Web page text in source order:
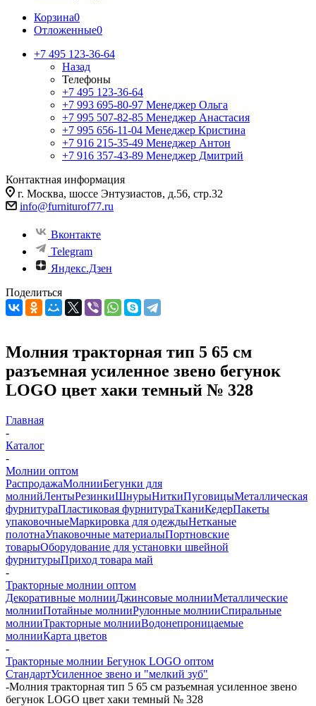
Корзина0
Отложенные0
+7 495 123-36-64
Назад
Телефоны
+7 495 123-36-64
+7 993 695-80-97 Менеджер Ольга
+7 995 507-82-85 Менеджер Анастасия
+7 995 656-11-04 Менеджер Кристина
+7 916 215-35-49 Менеджер Антон
+7 916 357-43-89 Менеджер Дмитрий
Контактная информация
г. Москва, шоссе Энтузиастов, д.56, стр.32
info@furniturof77.ru
Вконтакте
Telegram
Яндекс.Дзен
Поделиться
Молния тракторная тип 5 65 см
разъемная усиленное звено бегунок
LOGO цвет хаки темный № 328
Главная
-
Каталог
-
Молнии оптом
РаспродажаМолнииБегунки для
молнийЛентыРезинкиШнурыНиткиПуговицыМеталлическая
фурнитураПластиковая фурнитураТканиКедерПакеты
упаковочныеМаркировка для одеждыНетканые
полотнаУпаковочные материалыПортновские
товарыОборудование для установки швейной
фурнитурыПриход товара май
-
Тракторные молнии оптом
Декоративные молнииДжинсовые молнииМеталлические
молнииПотайные молнииРулонные молнииСпиральные
молнииТракторные молнииВодонепроницаемые
молнииКарта цветов
-
Тракторные молнии Бегунок LOGO оптом
СтандартУсиленное звено и "мелкий зуб"
-Молния тракторная тип 5 65 см разъемная усиленное звено
бегунок LOGO цвет хаки темный № 328